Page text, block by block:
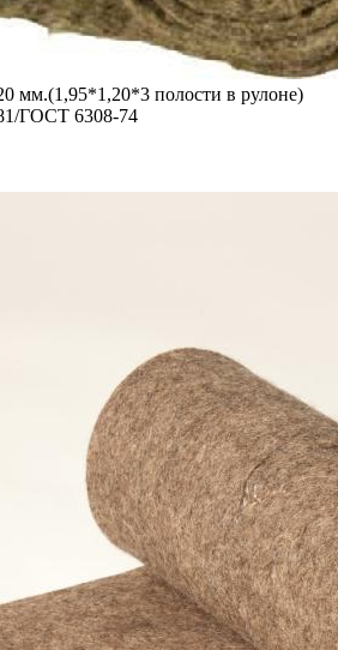
мм.(1,95*1,20*3 полости в рулоне)
ГОСТ 6308-74